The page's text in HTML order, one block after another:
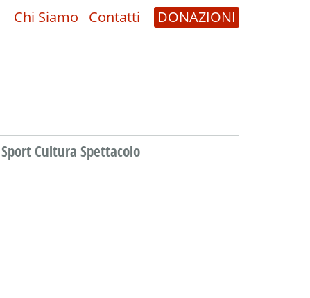
Chi Siamo Contatti DONAZIONI
Sport Cultura Spettacolo